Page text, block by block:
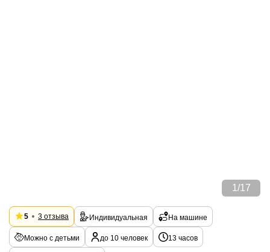
1 /17
5 3 отзыва Индивидуальная На машине
Можно с детьми до 10 человек 13 часов